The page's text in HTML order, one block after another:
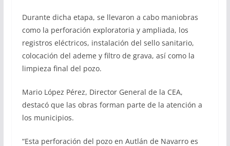
Durante dicha etapa, se llevaron a cabo maniobras
como la perforación exploratoria y ampliada, los
registros eléctricos, instalación del sello sanitario,
colocación del ademe y filtro de grava, así como la
limpieza final del pozo.
Mario López Pérez, Director General de la CEA,
destacó que las obras forman parte de la atención a
los municipios.
“Esta perforación del pozo en Autlán de Navarro es